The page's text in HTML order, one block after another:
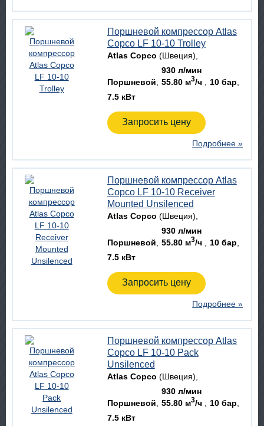
Поршневой компрессор Atlas
Copco LF 10-10 Trolley
Atlas Copco (Швеция)
Поршневой
930 л/мин
55.80 м3/ч
10 бар
7.5 кВт
Запросить цену
Подробнее »
Поршневой компрессор Atlas
Copco LF 10-10 Receiver
Mounted Unsilenced
Atlas Copco (Швеция)
Поршневой
930 л/мин
55.80 м3/ч
10 бар
7.5 кВт
Запросить цену
Подробнее »
Поршневой компрессор Atlas
Copco LF 10-10 Pack
Unsilenced
Atlas Copco (Швеция)
Поршневой
930 л/мин
55.80 м3/ч
10 бар
7.5 кВт